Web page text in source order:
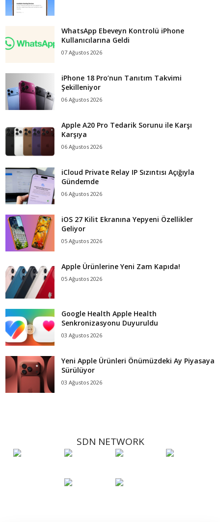
WhatsApp Ebeveyn Kontrolü iPhone
Kullanıcılarına Geldi
07 Ağustos 2026
iPhone 18 Pro’nun Tanıtım Takvimi
Şekilleniyor
06 Ağustos 2026
Apple A20 Pro Tedarik Sorunu ile Karşı
Karşıya
06 Ağustos 2026
iCloud Private Relay IP Sızıntısı Açığıyla
Gündemde
06 Ağustos 2026
iOS 27 Kilit Ekranına Yepyeni Özellikler
Geliyor
05 Ağustos 2026
Apple Ürünlerine Yeni Zam Kapıda!
05 Ağustos 2026
Google Health Apple Health
Senkronizasyonu Duyuruldu
03 Ağustos 2026
Yeni Apple Ürünleri Önümüzdeki Ay Piyasaya
Sürülüyor
03 Ağustos 2026
SDN NETWORK